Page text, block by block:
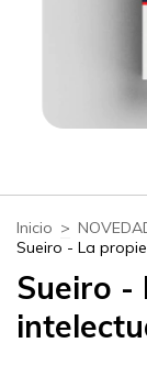
Inicio >
Sueiro - La
Sueiro -